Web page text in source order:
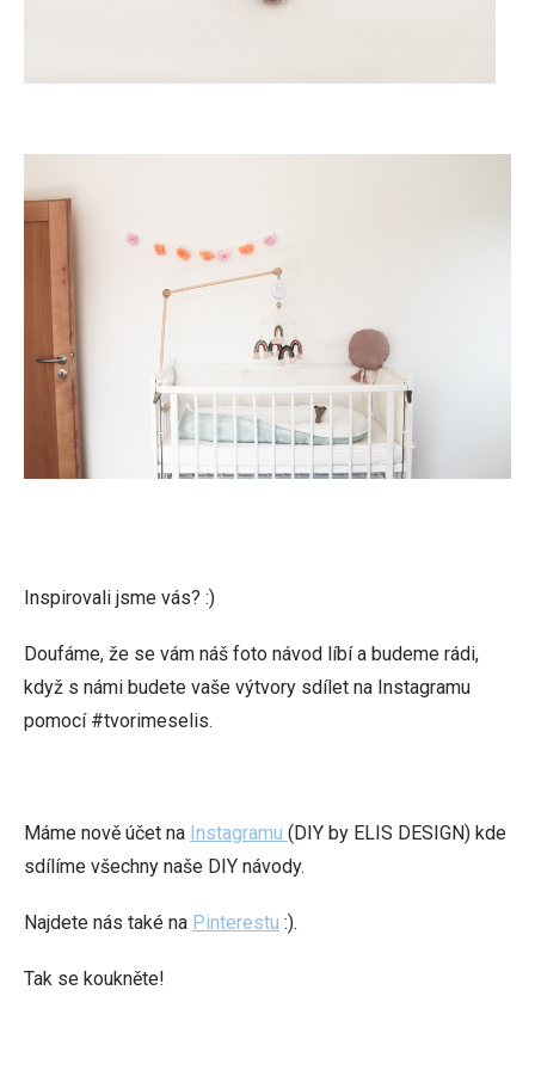
Inspirovali jsme vás? :)
Doufáme, že se vám náš foto návod líbí a budeme rádi,
když s námi budete vaše výtvory sdílet na Instagramu
pomocí #tvorimeselis.
Máme nově účet na Instagramu (DIY by ELIS DESIGN) kde
sdílíme všechny naše DIY návody.
Najdete nás také na Pinterestu :).
Tak se koukněte!